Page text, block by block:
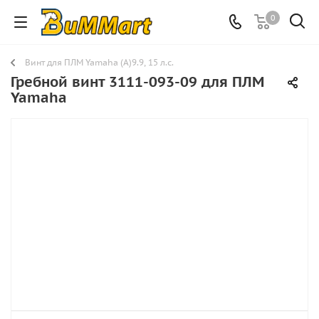
0
Винт для ПЛМ Yamaha (A)9.9, 15 л.с.
Гребной винт 3111-093-09 для ПЛМ
Yamaha